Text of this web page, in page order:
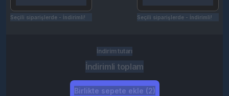
Seçili siparişlerde - İndirimli! Seçili siparişlerde - İndirimli!
İndirim tutarı
İndirimli toplam
Birlikte sepete ekle (2)